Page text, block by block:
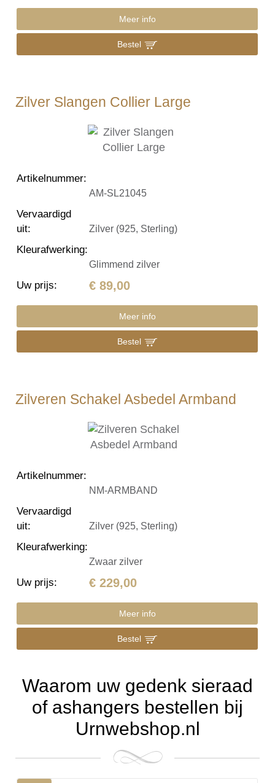
Meer info
Bestel
Zilver Slangen Collier Large
Artikelnummer:
AM-SL21045
Vervaardigd
uit: Zilver (925, Sterling)
Kleurafwerking:
Glimmend zilver
Uw prijs: € 89,00
Meer info
Bestel
Zilveren Schakel Asbedel Armband
Artikelnummer:
NM-ARMBAND
Vervaardigd
uit: Zilver (925, Sterling)
Kleurafwerking:
Zwaar zilver
Uw prijs: € 229,00
Meer info
Bestel
Waarom uw gedenk sieraad
of ashangers bestellen bij
Urnwebshop.nl